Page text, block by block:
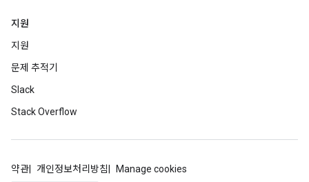
지원
지원
문제 추적기
Slack
Stack Overflow
약관 개인정보처리방침 Manage cookies